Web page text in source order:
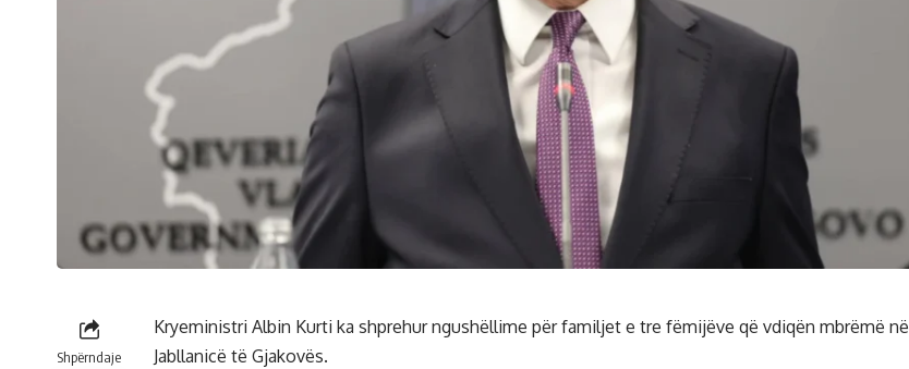
Shpërndaje
Kryeministri Albin Kurti ka shprehur ngushëllime për familjet e tre fëmijëve që vdiqën mbrëmë në
Jabllanicë të Gjakovës.